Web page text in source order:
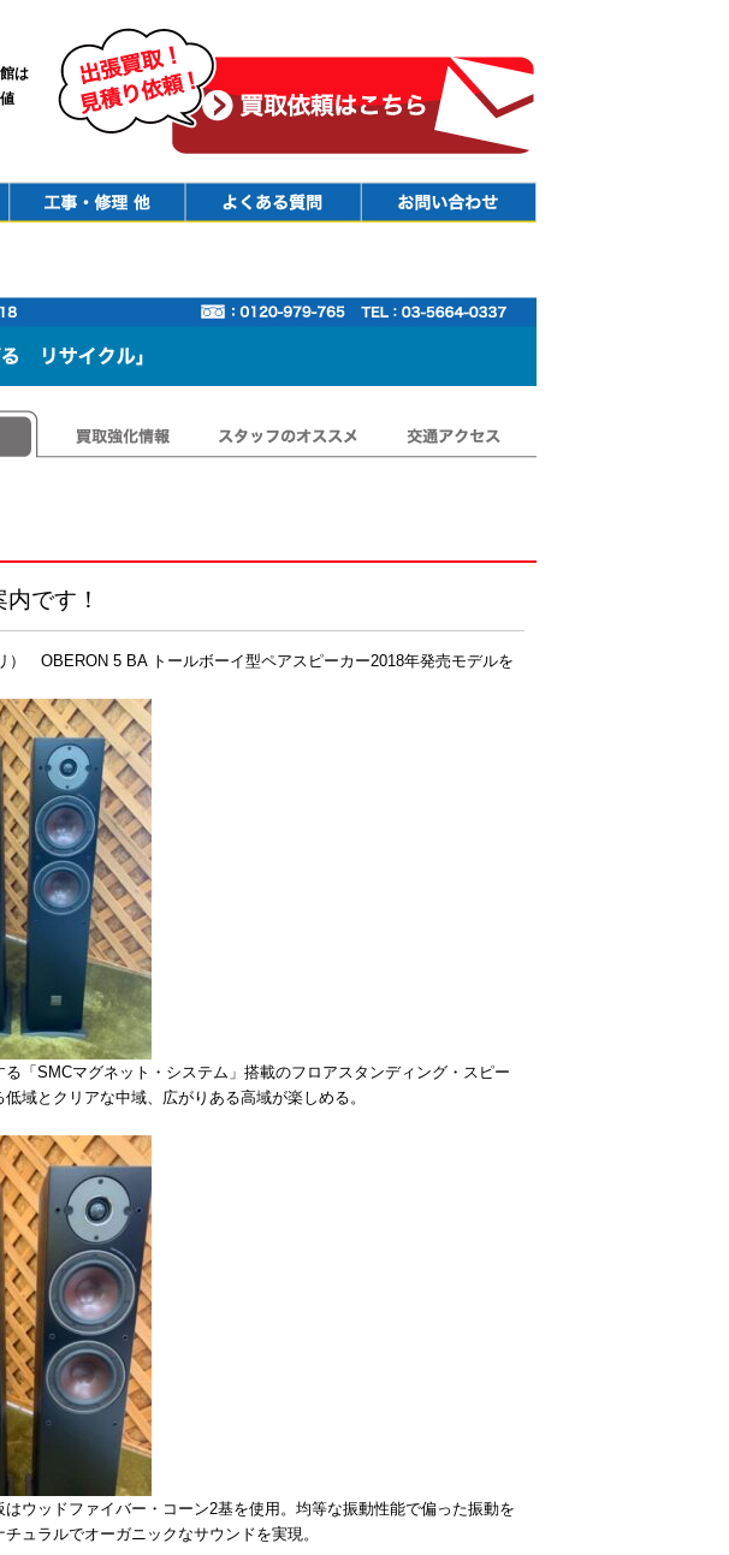
は
です！
） OBERON 5 BA トールボーイ型ペアスピーカー2018年発売モデルを
る「SMCマグネット・システム」搭載のフロアスタンディング・スピー
域とクリアな中域、広がりある高域が楽しめる。
はウッドファイバー・コーン2基を使用。均等な振動性能で偏った振動を
ュラルでオーガニックなサウンドを実現。